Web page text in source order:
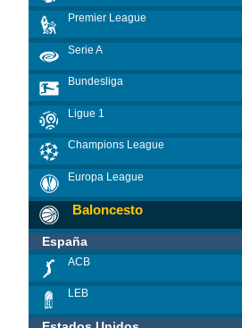
Premier League
Serie A
Bundesliga
Ligue 1
Champions League
Europa League
Baloncesto
España
ACB
LEB